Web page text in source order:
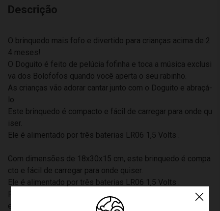
Descrição
O brinquedo mais fofo e divertido para crianças acima de 2
4 meses!
O Doguito é feito de pelúcia fofinha e toca a música exclusi
va dos Bolofofos quando você aperta o seu rabinho.
As crianças vão adorar cantar junto com o Doguito e abraçá-
lo.
Este brinquedo é compacto e fácil de carregar para onde qu
iser.
Ele é alimentado por três baterias LR06 1,5 Volts .
Com dimensões de 18x30x15 cm, este brinquedo é compa
cto e fácil de carregar para onde quiser.
Ele é alimentado por três baterias LR06 1,5 Volts .
Recomendado para crianças a partir dos 24 meses de idad
e